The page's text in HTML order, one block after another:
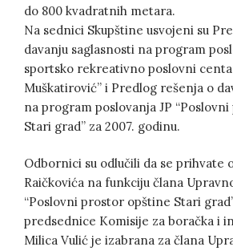
do 800 kvadratnih metara.
Na sednici Skupštine usvojeni su
davanju saglasnosti na program
sportsko rekreativno poslovni
Muškatirović” i Predlog rešenja o
na program poslovanja JP
Stari grad” za 2007. godinu.
Odbornici su odlučili da se prihvate
Raičkovića na funkciju člana
“Poslovni prostor opštine Stari
predsednice Komisije za boračka i
Milica Vulić je izabrana za člana